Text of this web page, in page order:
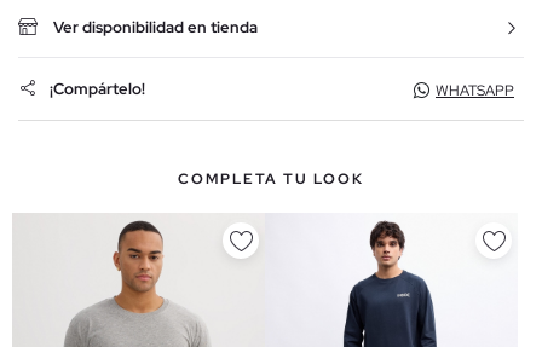
Ver disponibilidad en tienda
¡Compártelo! WHATSAPP
COMPLETA TU LOOK